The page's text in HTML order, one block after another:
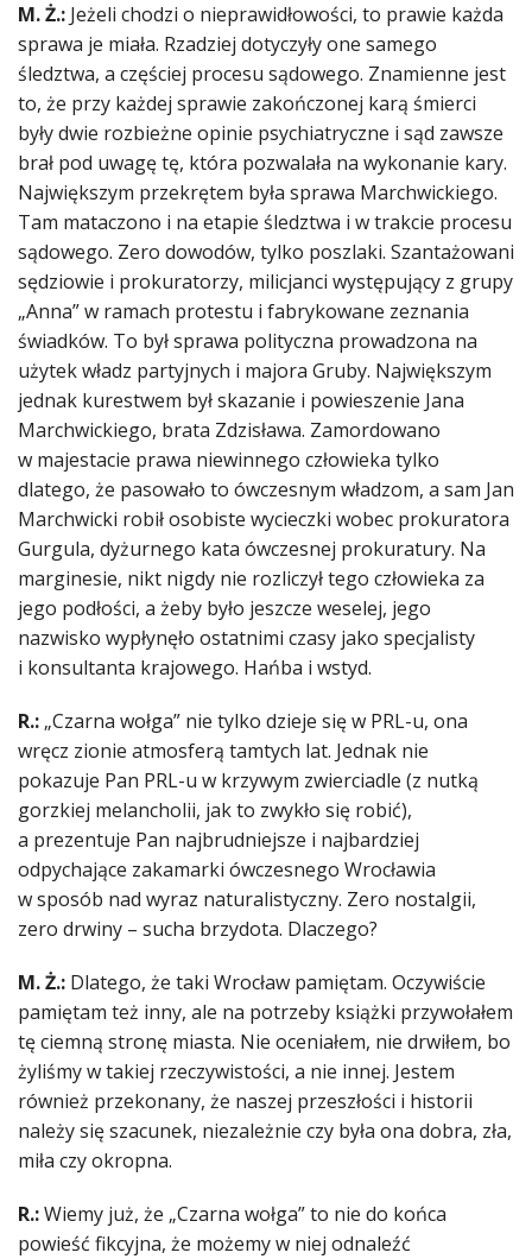
M. Ż.: Jeżeli chodzi o nieprawidłowości, to prawie każda
sprawa je miała. Rzadziej dotyczyły one samego
śledztwa, a częściej procesu sądowego. Znamienne jest
to, że przy każdej sprawie zakończonej karą śmierci
były dwie rozbieżne opinie psychiatryczne i sąd zawsze
brał pod uwagę tę, która pozwalała na wykonanie kary.
Największym przekrętem była sprawa Marchwickiego.
Tam mataczono i na etapie śledztwa i w trakcie procesu
sądowego. Zero dowodów, tylko poszlaki. Szantażowani
sędziowie i prokuratorzy, milicjanci występujący z grupy
„Anna” w ramach protestu i fabrykowane zeznania
świadków. To był sprawa polityczna prowadzona na
użytek władz partyjnych i majora Gruby. Największym
jednak kurestwem był skazanie i powieszenie Jana
Marchwickiego, brata Zdzisława. Zamordowano
w majestacie prawa niewinnego człowieka tylko
dlatego, że pasowało to ówczesnym władzom, a sam Jan
Marchwicki robił osobiste wycieczki wobec prokuratora
Gurgula, dyżurnego kata ówczesnej prokuratury. Na
marginesie, nikt nigdy nie rozliczył tego człowieka za
jego podłości, a żeby było jeszcze weselej, jego
nazwisko wypłynęło ostatnimi czasy jako specjalisty
i konsultanta krajowego. Hańba i wstyd.
R.: „Czarna wołga” nie tylko dzieje się w PRL-u, ona
wręcz zionie atmosferą tamtych lat. Jednak nie
pokazuje Pan PRL-u w krzywym zwierciadle (z nutką
gorzkiej melancholii, jak to zwykło się robić),
a prezentuje Pan najbrudniejsze i najbardziej
odpychające zakamarki ówczesnego Wrocławia
w sposób nad wyraz naturalistyczny. Zero nostalgii,
zero drwiny – sucha brzydota. Dlaczego?
M. Ż.: Dlatego, że taki Wrocław pamiętam. Oczywiście
pamiętam też inny, ale na potrzeby książki przywołałem
tę ciemną stronę miasta. Nie oceniałem, nie drwiłem, bo
żyliśmy w takiej rzeczywistości, a nie innej. Jestem
również przekonany, że naszej przeszłości i historii
należy się szacunek, niezależnie czy była ona dobra, zła,
miła czy okropna.
R.:Wiemy już, że „Czarna wołga” to nie do końca
powieść fikcyjna, że możemy w niej odnaleźć